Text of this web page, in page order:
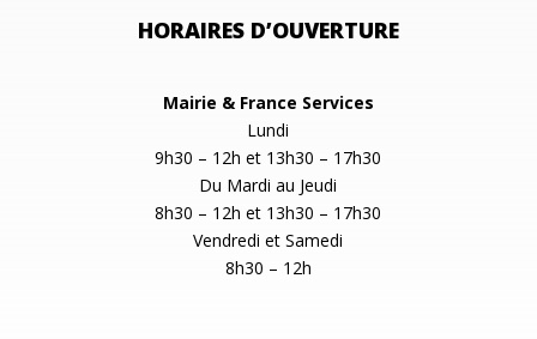
HORAIRES D’OUVERTURE
Mairie & France Services
Lundi
9h30 – 12h et 13h30 – 17h30
Du Mardi au Jeudi
8h30 – 12h et 13h30 – 17h30
Vendredi et Samedi
8h30 – 12h